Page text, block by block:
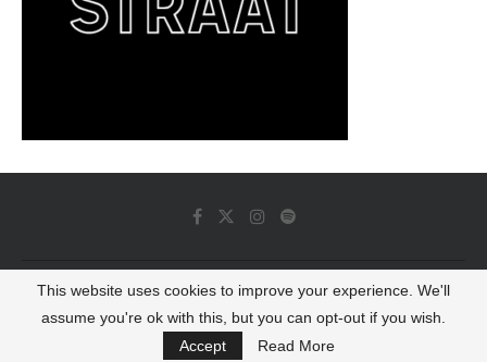
© 2022 - Luminous Dash All Rights Reserved
BACK TO TOP
This website uses cookies to improve your experience. We'll
assume you're ok with this, but you can opt-out if you wish.
Accept
Read More